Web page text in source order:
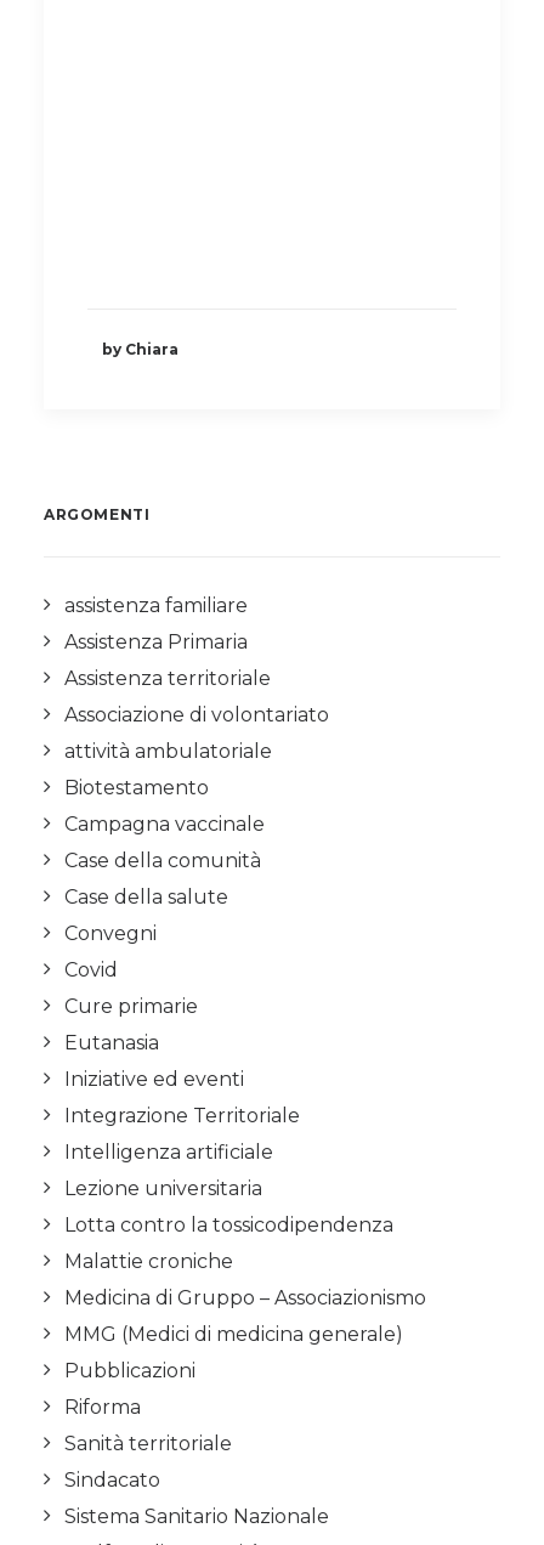
by Chiara
ARGOMENTI
assistenza familiare
Assistenza Primaria
Assistenza territoriale
Associazione di volontariato
attività ambulatoriale
Biotestamento
Campagna vaccinale
Case della comunità
Case della salute
Convegni
Covid
Cure primarie
Eutanasia
Iniziative ed eventi
Integrazione Territoriale
Intelligenza artificiale
Lezione universitaria
Lotta contro la tossicodipendenza
Malattie croniche
Medicina di Gruppo – Associazionismo
MMG (Medici di medicina generale)
Pubblicazioni
Riforma
Sanità territoriale
Sindacato
Sistema Sanitario Nazionale